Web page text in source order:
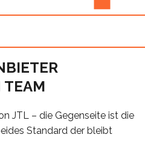
TEAM
JTL – die Gegenseite ist die
Standard der bleibt